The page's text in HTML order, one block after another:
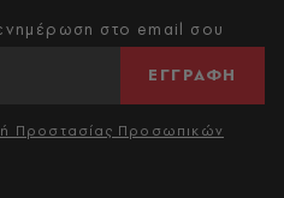
ενημέρωση στο email σου
ΕΓΓΡΑΦΗ
Προστασίας Προσωπικών